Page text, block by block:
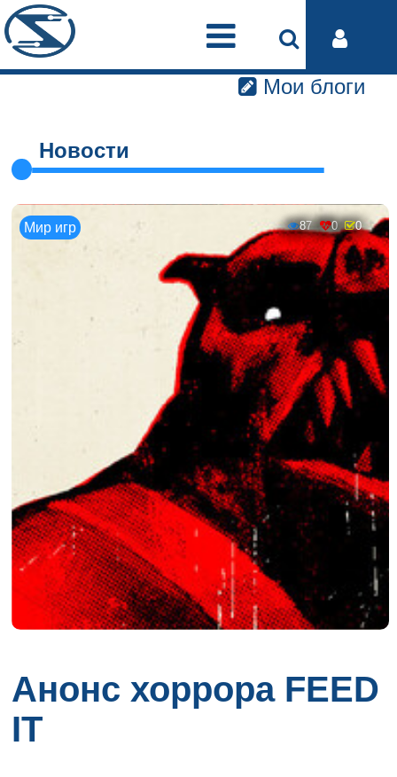
Мои блоги
Новости
Мир игр 87 0 0
Анонс хоррора FEED
IT